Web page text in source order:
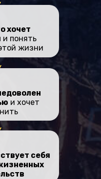
и хочет
хочет
и понять
жизни
себя